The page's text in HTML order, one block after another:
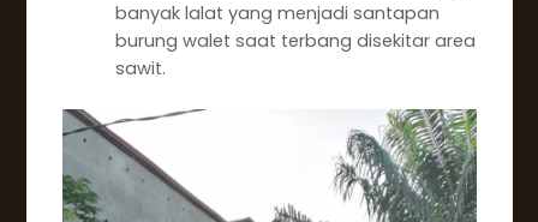
banyak lalat yang menjadi santapan
burung walet saat terbang disekitar area
sawit.